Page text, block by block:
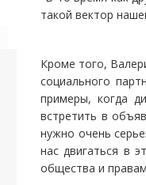
такой вектор
Кроме того,
социального
примеры, когда
встретить в
нужно очень
нас двигаться в
общества и